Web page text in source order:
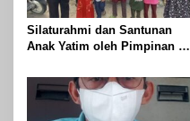
Silaturahmi dan Santunan
Anak Yatim oleh Pimpinan PT
Idul Fitri di Way Kanan